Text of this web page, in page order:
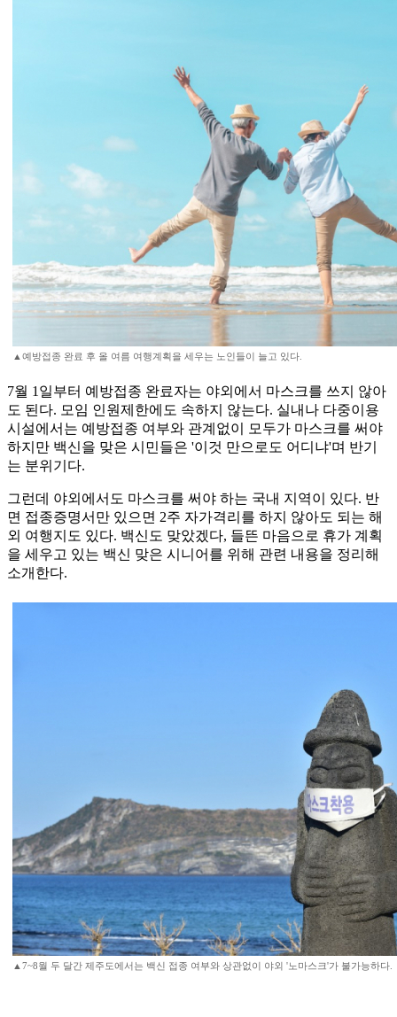
▲예방접종 완료 후 올 여름 여행계획을 세우는 노인들이 늘고 있다.
7월 1일부터 예방접종 완료자는 야외에서 마스크를 쓰지 않아
도 된다. 모임 인원제한에도 속하지 않는다. 실내나 다중이용
시설에서는 예방접종 여부와 관계없이 모두가 마스크를 써야
하지만 백신을 맞은 시민들은 '이것 만으로도 어디냐'며 반기
는 분위기다.
그런데 야외에서도 마스크를 써야 하는 국내 지역이 있다. 반
면 접종증명서만 있으면 2주 자가격리를 하지 않아도 되는 해
외 여행지도 있다. 백신도 맞았겠다, 들뜬 마음으로 휴가 계획
을 세우고 있는 백신 맞은 시니어를 위해 관련 내용을 정리해
소개한다.
▲7~8월 두 달간 제주도에서는 백신 접종 여부와 상관없이 야외 '노마스크'가 불가능하다.